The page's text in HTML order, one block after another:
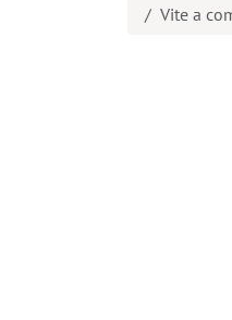
Vite a